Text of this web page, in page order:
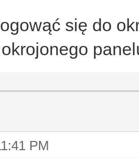
się do
PM